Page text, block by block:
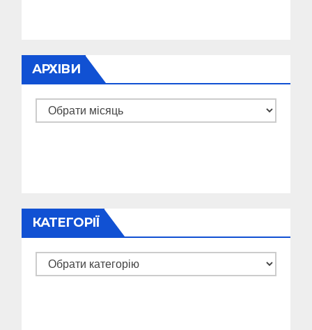
АРХІВИ
Архіви
КАТЕГОРІЇ
Категорії